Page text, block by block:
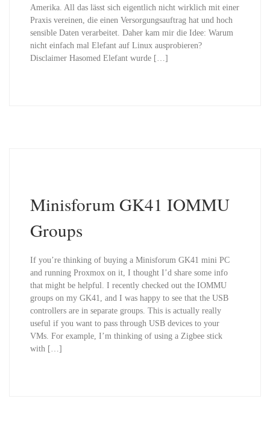
Amerika. All das lässt sich eigentlich nicht wirklich mit einer
Praxis vereinen, die einen Versorgungsauftrag hat und hoch
sensible Daten verarbeitet. Daher kam mir die Idee: Warum
nicht einfach mal Elefant auf Linux ausprobieren?
Disclaimer Hasomed Elefant wurde […]
Minisforum GK41 IOMMU
Groups
If you’re thinking of buying a Minisforum GK41 mini PC
and running Proxmox on it, I thought I’d share some info
that might be helpful. I recently checked out the IOMMU
groups on my GK41, and I was happy to see that the USB
controllers are in separate groups. This is actually really
useful if you want to pass through USB devices to your
VMs. For example, I’m thinking of using a Zigbee stick
with […]